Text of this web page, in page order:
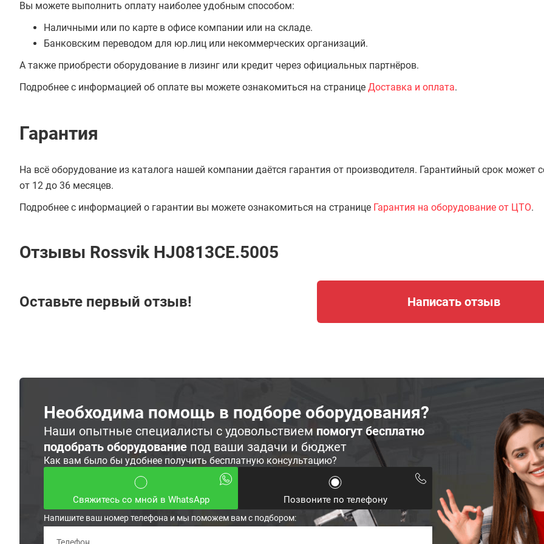
Вы можете выполнить оплату наиболее удобным способом:
Наличными или по карте в офисе компании или на складе.
Банковским переводом для юр.лиц или некоммерческих организаций.
А также приобрести оборудование в лизинг или кредит через официальных партнёров.
Подробнее с информацией об оплате вы можете ознакомиться на странице Доставка и оплата.
Гарантия
На всё оборудование из каталога нашей компании даётся гарантия от производителя. Гарантийный срок может
от 12 до 36 месяцев.
Подробнее с информацией о гарантии вы можете ознакомиться на странице Гарантия на оборудование от ЦТО.
Отзывы Rossvik HJ0813CE.5005
Оставьте первый отзыв! Написать отзыв
Необходима помощь в подборе оборудования?
Наши опытные специалисты с удовольствием помогут бесплатно
подобрать оборудование под ваши задачи и бюджет
Как вам было бы удобнее получить бесплатную консультацию?
Свяжитесь со мной в WhatsApp Позвоните по телефону
Напишите ваш номер телефона и мы поможем вам с подбором: